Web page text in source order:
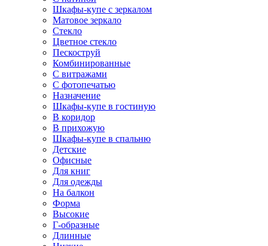
Шкафы-купе с зеркалом
Матовое зеркало
Стекло
Цветное стекло
Пескоструй
Комбинированные
С витражами
С фотопечатью
Назначение
Шкафы-купе в гостиную
В коридор
В прихожую
Шкафы-купе в спальню
Детские
Офисные
Для книг
Для одежды
На балкон
Форма
Высокие
Г-образные
Длинные